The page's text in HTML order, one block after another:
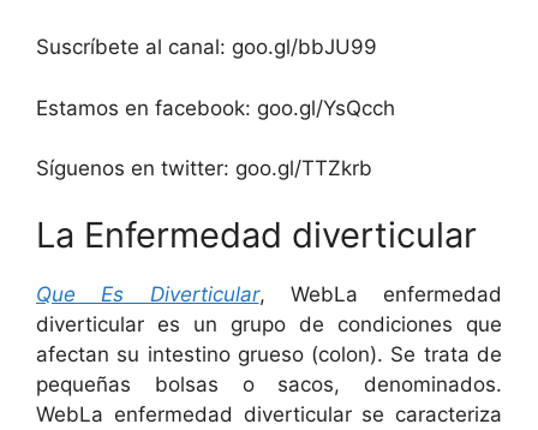
Suscríbete al canal: goo.gl/bbJU99
Estamos en facebook: goo.gl/YsQcch
Síguenos en twitter: goo.gl/TTZkrb
La Enfermedad diverticular
Que Es Diverticular, WebLa enfermedad
diverticular es un grupo de condiciones que
afectan su intestino grueso (colon). Se trata de
pequeñas bolsas o sacos, denominados.
WebLa enfermedad diverticular se caracteriza